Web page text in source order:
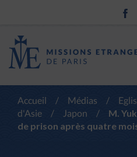
Accueil / Médias /
d'Asie
/ Japon /
M.
de prison après quatre